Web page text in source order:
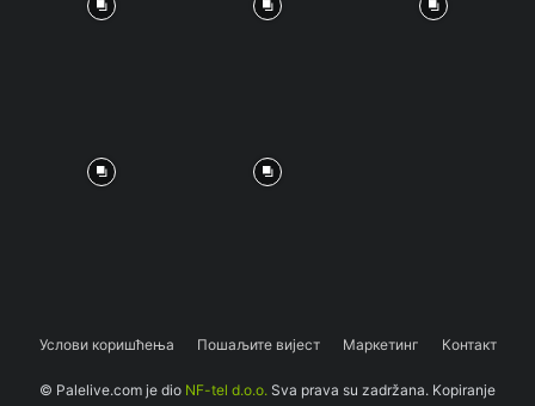
Услови коришћења Пошаљите вијест Маркетинг Контакт
© Palelive.com je dio NF-tel d.o.o. Sva prava su zadržana. Kopiranje